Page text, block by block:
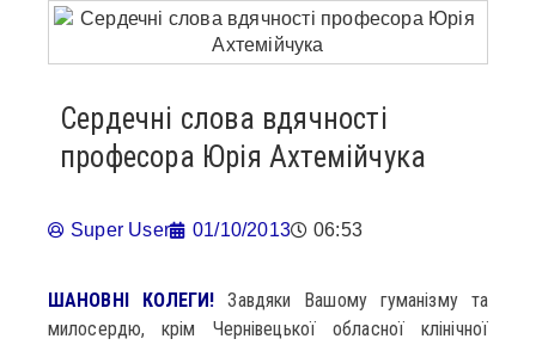
Сердечні слова вдячності
професора Юрія Ахтемійчука
Super User 01/10/2013 06:53
ШАНОВНІ КОЛЕГИ! Завдяки Вашому гуманізму та
милосердю, крім Чернівецької обласної клінічної